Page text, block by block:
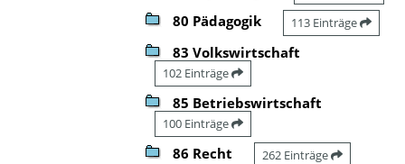
80 Pädagogik 113 Einträge
83 Volkswirtschaft
102 Einträge
85 Betriebswirtschaft
100 Einträge
86 Recht 262 Einträge